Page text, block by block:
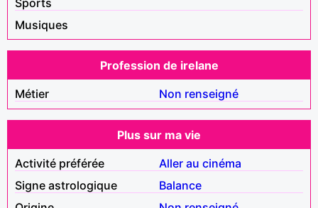
Musiques
Profession de irelane
Métier
Non renseigné
Plus sur ma vie
Activité préférée
Aller au cinéma
Signe astrologique
Balance